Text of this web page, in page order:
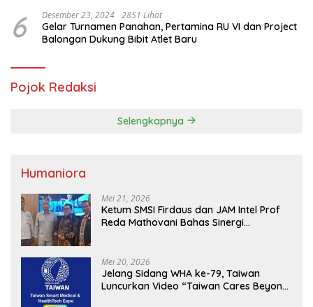
6 Desember 23, 2024 2851 Lihat
Gelar Turnamen Panahan, Pertamina RU VI dan Project
Balongan Dukung Bibit Atlet Baru
Pojok Redaksi
Selengkapnya
Humaniora
Mei 21, 2026
Ketum SMSI Firdaus dan JAM Intel Prof
Reda Mathovani Bahas Sinergi
MBG, Perkuat Pengawasan Program
Pemerintah
Mei 20, 2026
Jelang Sidang WHA ke-79, Taiwan
Luncurkan Video “Taiwan Cares Beyond